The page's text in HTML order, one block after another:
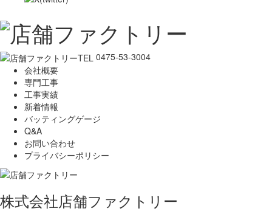
0475-53-3004
会社概要
専門工事
工事実績
新着情報
バッティングゲージ
Q&A
お問い合わせ
プライバシーポリシー
株式会社店舗ファクトリー